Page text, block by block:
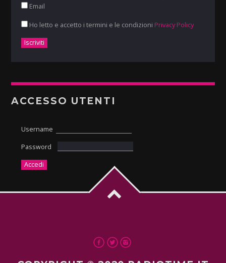
Email
Ho letto e accetto i termini e le condizioni Privacy Policy
ACCESSO UTENTI
Username
Password